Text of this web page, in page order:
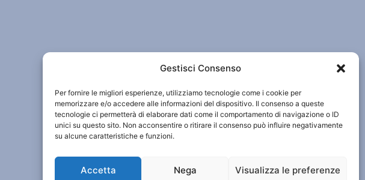
Gestisci Consenso
Per fornire le migliori esperienze, utilizziamo tecnologie come i cookie per
memorizzare e/o accedere alle informazioni del dispositivo. Il consenso a queste
tecnologie ci permetterà di elaborare dati come il comportamento di navigazione o ID
unici su questo sito. Non acconsentire o ritirare il consenso può influire negativamente
su alcune caratteristiche e funzioni.
Accetta Nega Visualizza le preferenze